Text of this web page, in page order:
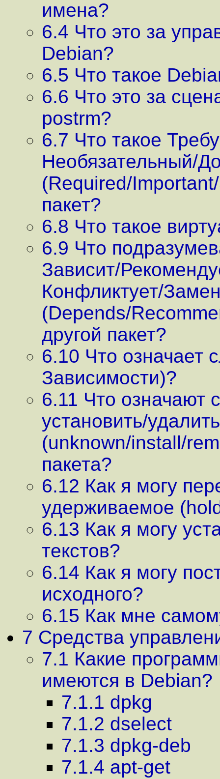
имена?
6.4 Что это за
Debian?
6.5 Что такое
6.6 Что это за
postrm?
6.7 Что такое
Необязательный/
(Required/
пакет?
6.8 Что такое
6.9 Что
Зависит/
Конфликтует/
(Depends/
другой пакет?
6.10 Что означает
Зависимости)?
6.11 Что означают
установить/
(unknown/install/
пакета?
6.12 Как я могу
удерживаемое
6.13 Как я могу
текстов?
6.14 Как я могу
исходного?
6.15 Как мне
7 Средства
7.1 Какие
имеются в Debian?
7.1.1 dpkg
7.1.2 dselect
7.1.3 dpkg-deb
7.1.4 apt-get